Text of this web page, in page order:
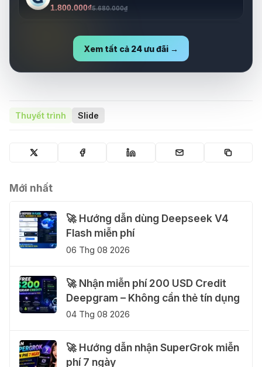
1.800.000₫
Xem tất cả 24 ưu đãi →
Thuyết trình Slide
Mới nhất
🚀 Hướng dẫn dùng Deepseek V4
Flash miễn phí
06 Thg 08 2026
🚀 Nhận miễn phí 200 USD Credit
Deepgram – Không cần thẻ tín dụng
04 Thg 08 2026
🚀 Hướng dẫn nhận SuperGrok miễn
phí 7 ngày